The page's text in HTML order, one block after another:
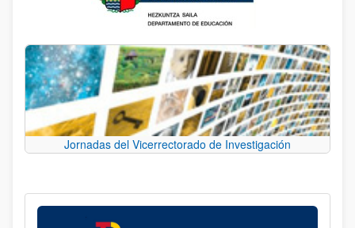
Jornadas del Vicerrectorado de Investigación